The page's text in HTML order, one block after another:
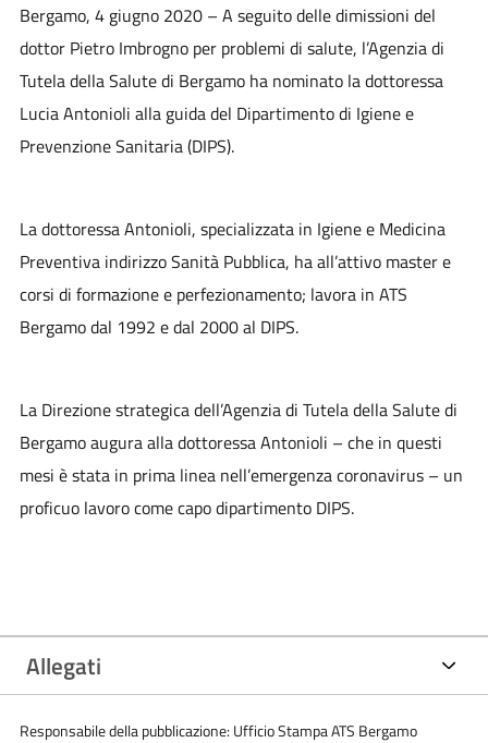
Bergamo, 4 giugno 2020 – A seguito delle dimissioni del
dottor Pietro Imbrogno per problemi di salute, l’Agenzia di
Tutela della Salute di Bergamo ha nominato la dottoressa
Lucia Antonioli alla guida del Dipartimento di Igiene e
Prevenzione Sanitaria (DIPS).
La dottoressa Antonioli, specializzata in Igiene e Medicina
Preventiva indirizzo Sanità Pubblica, ha all’attivo master e
corsi di formazione e perfezionamento; lavora in ATS
Bergamo dal 1992 e dal 2000 al DIPS.
La Direzione strategica dell’Agenzia di Tutela della Salute di
Bergamo augura alla dottoressa Antonioli – che in questi
mesi è stata in prima linea nell’emergenza coronavirus – un
proficuo lavoro come capo dipartimento DIPS.
Allegati
Responsabile della pubblicazione: Ufficio Stampa ATS Bergamo